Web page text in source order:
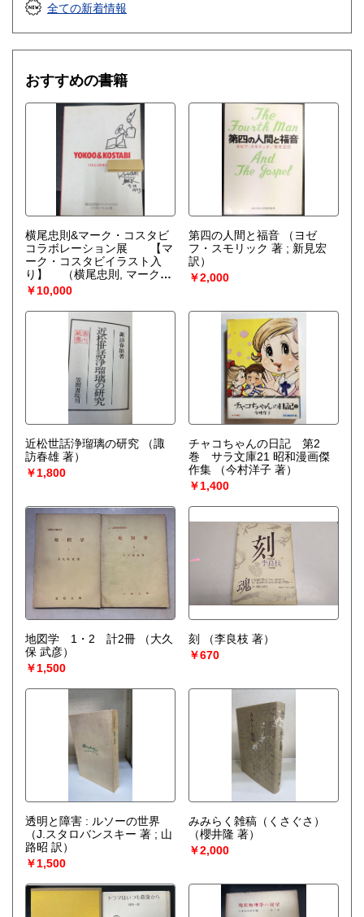
語国文、外国文学、古典籍、近代文献、趣味、サブカルチャ
全ての新着情報
おすすめの書籍
横尾忠則&マーク・コスタビ
コラボレーション展 【マ
ーク・コスタビイラスト入
り】
（横尾忠則, マーク・
コスタビ 作 ; 横尾忠則事務所
監修）
￥10,000
第四の人間と福音
（ヨゼ
フ・スモリック 著 ; 新見宏
訳）
￥2,000
近松世話浄瑠璃の研究
（諏
訪春雄 著）
￥1,800
チャコちゃんの日記 第2
巻 サラ文庫21 昭和漫画傑
作集
（今村洋子 著）
￥1,400
地図学 1・2 計2冊
（大久
保 武彦）
￥1,500
刻
（李良枝 著）
￥670
透明と障害 : ルソーの世界
（J.スタロバンスキー 著 ; 山
路昭 訳）
￥1,500
みみらく雑稿（くさぐさ）
（櫻井隆 著）
￥2,000